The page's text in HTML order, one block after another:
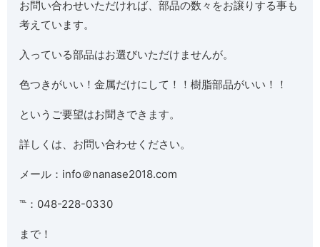
お問い合わせいただければ、部品の数々をお譲りする事も
考えています。
入っている部品はお選びいただけませんが。
色つきがいい！金属だけにして！！樹脂部品がいい！！
というご要望はお聞きできます。
詳しくは、お問い合わせください。
メール：info＠nanase2018.com
℡：048-228-0330
まで！